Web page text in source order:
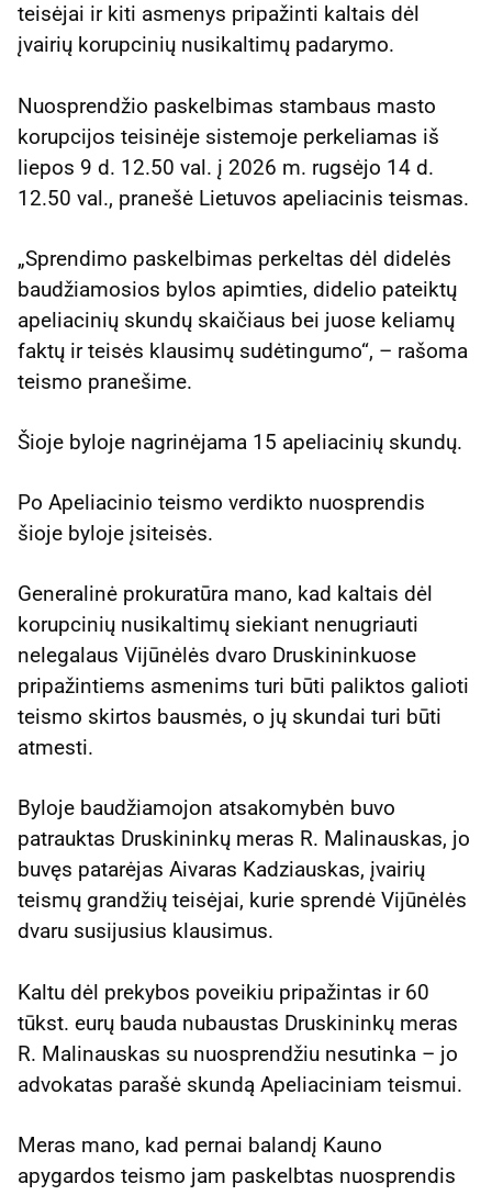
teisėjai ir kiti asmenys pripažinti kaltais dėl
įvairių korupcinių nusikaltimų padarymo.
Nuosprendžio paskelbimas stambaus masto
korupcijos teisinėje sistemoje perkeliamas iš
liepos 9 d. 12.50 val. į 2026 m. rugsėjo 14 d.
12.50 val., pranešė Lietuvos apeliacinis teismas.
„Sprendimo paskelbimas perkeltas dėl didelės
baudžiamosios bylos apimties, didelio pateiktų
apeliacinių skundų skaičiaus bei juose keliamų
faktų ir teisės klausimų sudėtingumo“, – rašoma
teismo pranešime.
Šioje byloje nagrinėjama 15 apeliacinių skundų.
Po Apeliacinio teismo verdikto nuosprendis
šioje byloje įsiteisės.
Generalinė prokuratūra mano, kad kaltais dėl
korupcinių nusikaltimų siekiant nenugriauti
nelegalaus Vijūnėlės dvaro Druskininkuose
pripažintiems asmenims turi būti paliktos galioti
teismo skirtos bausmės, o jų skundai turi būti
atmesti.
Byloje baudžiamojon atsakomybėn buvo
patrauktas Druskininkų meras R. Malinauskas, jo
buvęs patarėjas Aivaras Kadziauskas, įvairių
teismų grandžių teisėjai, kurie sprendė Vijūnėlės
dvaru susijusius klausimus.
Kaltu dėl prekybos poveikiu pripažintas ir 60
tūkst. eurų bauda nubaustas Druskininkų meras
R. Malinauskas su nuosprendžiu nesutinka – jo
advokatas parašė skundą Apeliaciniam teismui.
Meras mano, kad pernai balandį Kauno
apygardos teismo jam paskelbtas nuosprendis